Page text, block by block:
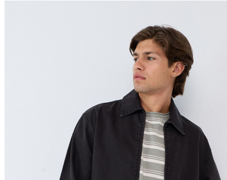
Nome do Produto A - Z
Nome do Produto Z - A